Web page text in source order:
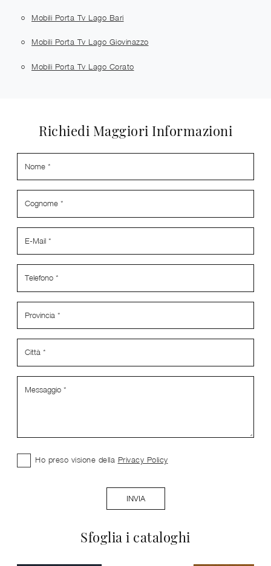
Mobili Porta Tv Lago Bari
Mobili Porta Tv Lago Giovinazzo
Mobili Porta Tv Lago Corato
Sfoglia i cataloghi
Richiedi Maggiori Informazioni
Ho preso visione della Privacy Policy
INVIA